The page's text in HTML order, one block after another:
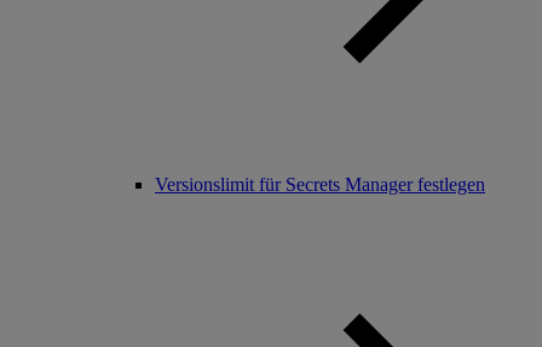
Versionslimit für Secrets Manager festlegen